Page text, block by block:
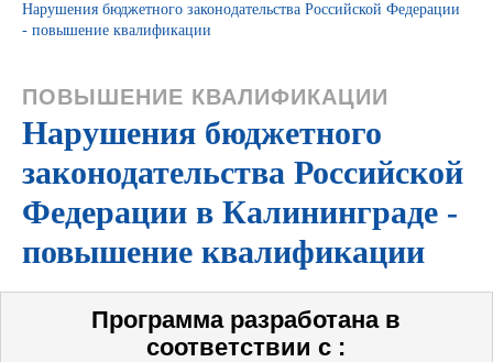
Нарушения бюджетного законодательства Российской Федерации
- повышение квалификации
ПОВЫШЕНИЕ КВАЛИФИКАЦИИ
Нарушения бюджетного
законодательства Российской
Федерации в Калининграде -
повышение квалификации
Программа разработана в
соответствии с :